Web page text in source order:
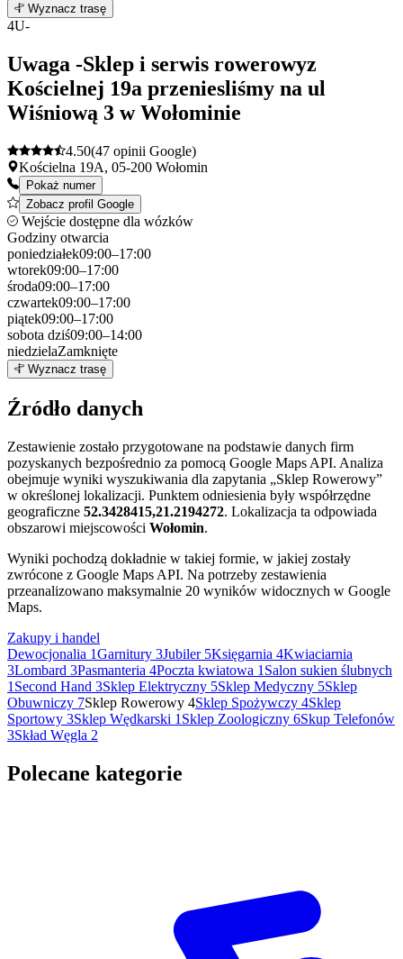
+
Wyznacz trasę
4U-
Uwaga -Sklep i serwis rowerowyz
Kościelnej 19a przeniesliśmy na ul
Wiśniową 3 w Wołominie
4.50(47 opinii Google)
Kościelna 19A, 05-200 Wołomin
Pokaż numer
Zobacz profil Google
Wejście dostępne dla wózków
Godziny otwarcia
poniedziałek09:00–17:00
wtorek09:00–17:00
środa09:00–17:00
czwartek09:00–17:00
piątek09:00–17:00
sobota dziś09:00–14:00
niedzielaZamknięte
+
−
Wyznacz trasę
Źródło danych
Zestawienie zostało przygotowane na podstawie danych firm
pozyskanych bezpośrednio za pomocą Google Maps API. Analiza
obejmuje wyniki wyszukiwania dla zapytania „Sklep Rowerowy”
w określonej lokalizacji. Punktem odniesienia były współrzędne
geograficzne 52.3428415,21.2194272. Lokalizacja ta odpowiada
obszarowi miejscowości Wołomin.
Wyniki pochodzą dokładnie w takiej formie, w jakiej zostały
zwrócone z Google Maps API. Na potrzeby zestawienia
przeanalizowano maksymalnie 20 wyników widocznych w Google
Maps.
Zakupy i handel
Dewocjonalia 1Garnitury 3Jubiler 5Księgarnia 4Kwiaciarnia
3Lombard 3Pasmanteria 4Poczta kwiatowa 1 Salon sukien ślubnych
1 Second Hand 3Sklep Elektryczny 5Sklep Medyczny 5Sklep
Obuwniczy 7Sklep Rowerowy 4Sklep Spożywczy 4Sklep
Sportowy 3Sklep Wędkarski 1 Sklep Zoologiczny 6Skup Telefonów
3Skład Węgla 2
Polecane kategorie